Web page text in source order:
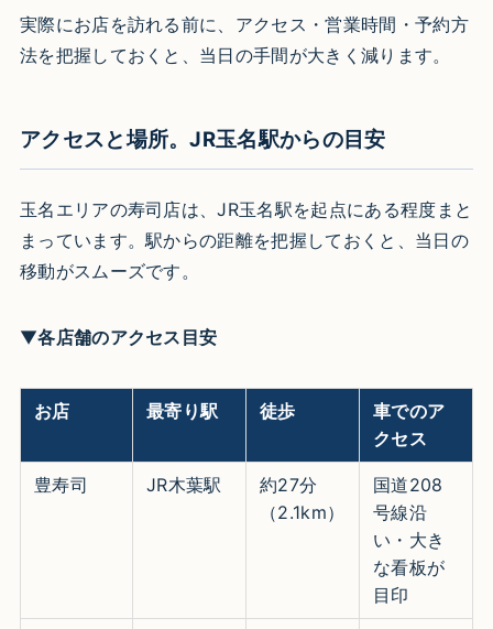
実際にお店を訪れる前に、アクセス・営業時間・予約方
法を把握しておくと、当日の手間が大きく減ります。
アクセスと場所。JR玉名駅からの目安
玉名エリアの寿司店は、JR玉名駅を起点にある程度まと
まっています。駅からの距離を把握しておくと、当日の
移動がスムーズです。
▼各店舗のアクセス目安
お店 最寄り駅 徒歩
車でのア
クセス
豊寿司 JR木葉駅
約27分
（2.1km）
国道208
号線沿
い・大き
な看板が
目印